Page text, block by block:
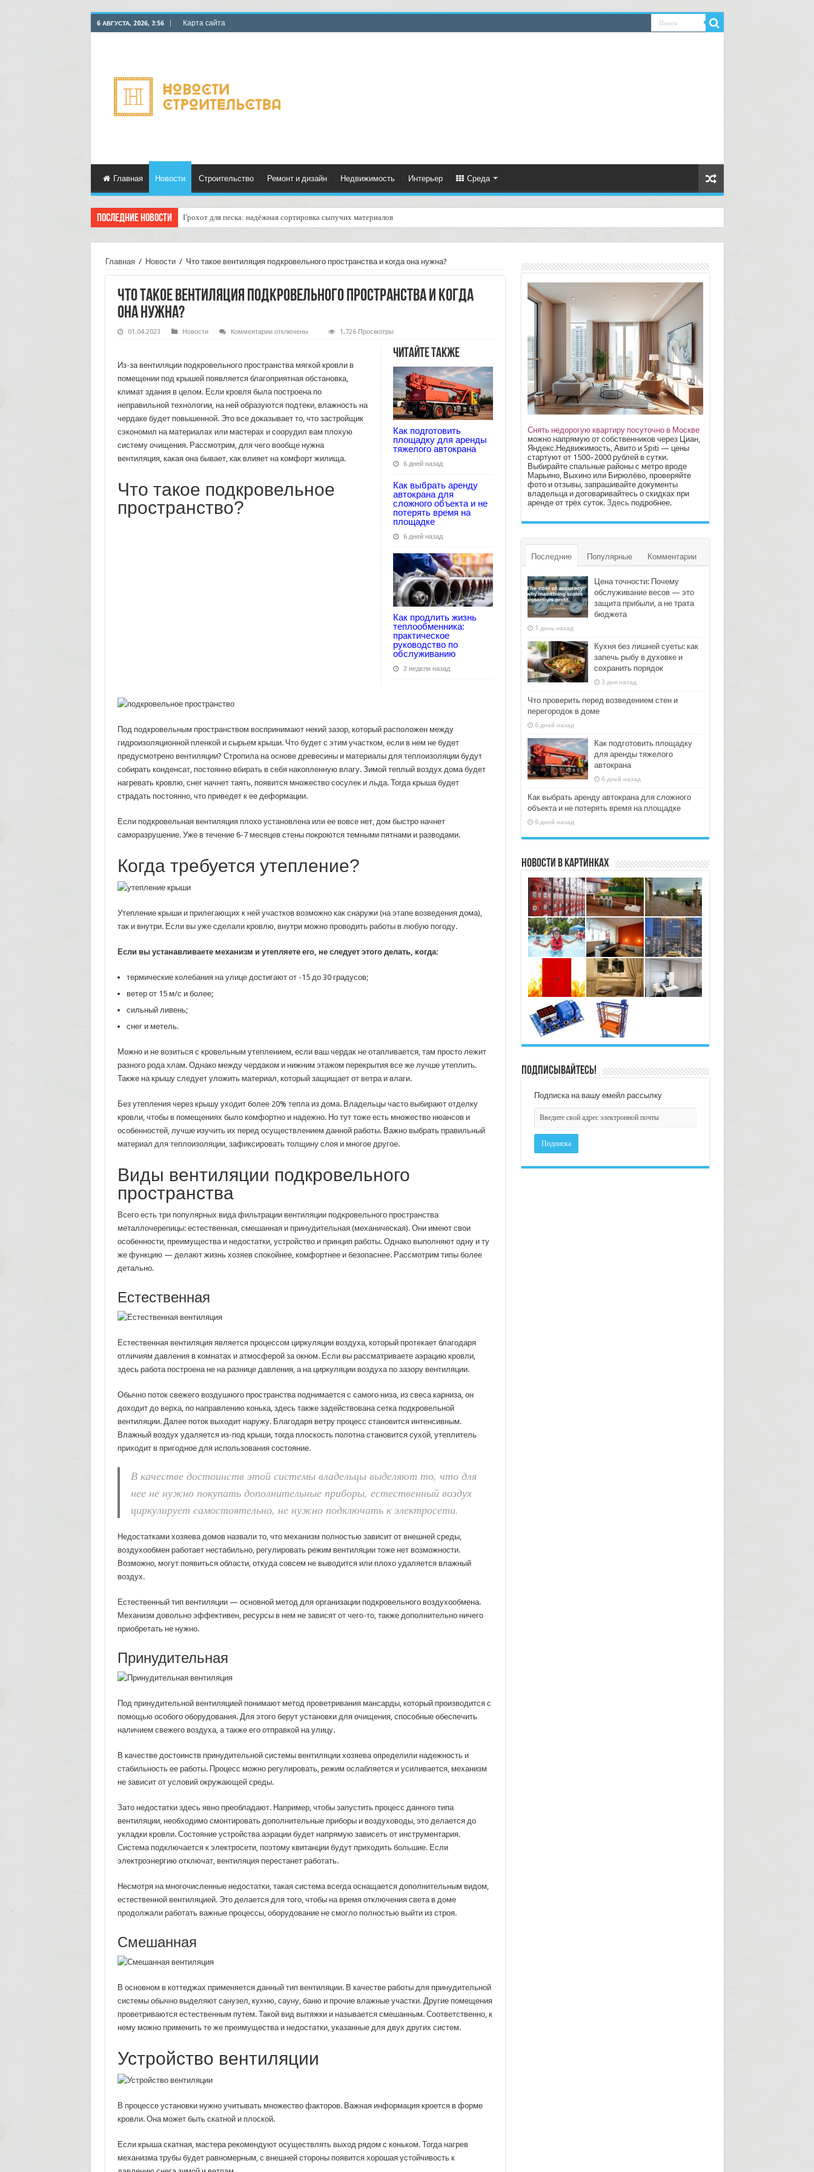
6 АВГУСТА, 2026, 3:56 Карта сайта
Главная Новости Строительство Ремонт и дизайн Недвижимость Интерьер Среда
Последние новости Грохот для песка: надёжная сортировка сыпучих материалов
Главная / Новости / Что такое вентиляция подкровельного пространства и когда она нужна?
Что такое вентиляция подкровельного пространства и когда
она нужна?
01.04.2023 Новости Комментариик
вентиляция
подкровельного
пространства
когда
она
нужна?
отключены 1,726 Просмотры
Читайте также
Как подготовить
площадку для аренды
тяжелого автокрана
6 дней назад
Как выбрать аренду
автокрана для
сложного объекта и не
потерять время на
площадке
6 дней назад
Как продлить жизнь
теплообменника:
практическое
руководство по
обслуживанию
2 недели назад
Из-за вентиляции подкровельного пространства мягкой кровли в
помещении под крышей появляется благоприятная обстановка,
климат здания в целом. Если кровля была построена по
неправильной технологии, на ней образуются подтеки, влажность на
чердаке будет повышенной. Это все доказывает то, что застройщик
сэкономил на материалах или мастерах и соорудил вам плохую
систему очищения. Рассмотрим, для чего вообще нужна
вентиляция, какая она бывает, как влияет на комфорт жилища.
Что такое подкровельное
пространство?
Под подкровельным пространством воспринимают некий зазор, который расположен между
гидроизоляционной пленкой и сырьем крыши. Что будет с этим участком, если в нем не будет
предусмотрено вентиляции? Стропила на основе древесины и материалы для теплоизоляции будут
собирать конденсат, постоянно вбирать в себя накопленную влагу. Зимой теплый воздух дома будет
нагревать кровлю, снег начнет таять, появится множество сосулек и льда. Тогда крыша будет
страдать постоянно, что приведет к ее деформации.
Если подкровельная вентиляция плохо установлена или ее вовсе нет, дом быстро начнет
саморазрушение. Уже в течение 6-7 месяцев стены покроются темными пятнами и разводами.
Когда требуется утепление?
Утепление крыши и прилегающих к ней участков возможно как снаружи (на этапе возведения дома),
так и внутри. Если вы уже сделали кровлю, внутри можно проводить работы в любую погоду.
Если вы устанавливаете механизм и утепляете его, не следует этого делать, когда:
термические колебания на улице достигают от -15 до 30 градусов;
ветер от 15 м/с и более;
сильный ливень;
снег и метель.
Можно и не возиться с кровельным утеплением, если ваш чердак не отапливается, там просто лежит
разного рода хлам. Однако между чердаком и нижним этажом перекрытия все же лучше утеплить.
Также на крышу следует уложить материал, который защищает от ветра и влаги.
Без утепления через крышу уходит более 20% тепла из дома. Владельцы часто выбирают отделку
кровли, чтобы в помещениях было комфортно и надежно. Но тут тоже есть множество нюансов и
особенностей, лучше изучить их перед осуществлением данной работы. Важно выбрать правильный
материал для теплоизоляции, зафиксировать толщину слоя и многое другое.
Виды вентиляции подкровельного
пространства
Всего есть три популярных вида фильтрации вентиляции подкровельного пространства
металлочерепицы: естественная, смешанная и принудительная (механическая). Они имеют свои
особенности, преимущества и недостатки, устройство и принцип работы. Однако выполняют одну и ту
же функцию — делают жизнь хозяев спокойнее, комфортнее и безопаснее. Рассмотрим типы более
детально.
Естественная
Естественная вентиляция является процессом циркуляции воздуха, который протекает благодаря
отличиям давления в комнатах и атмосферой за окном. Если вы рассматриваете аэрацию кровли,
здесь работа построена не на разнице давления, а на циркуляции воздуха по зазору вентиляции.
Обычно поток свежего воздушного пространства поднимается с самого низа, из свеса карниза, он
доходит до верха, по направлению конька, здесь также задействована сетка подкровельной
вентиляции. Далее поток выходит наружу. Благодаря ветру процесс становится интенсивным.
Влажный воздух удаляется из-под крыши, тогда плоскость полотна становится сухой, утеплитель
приходит в пригодное для использования состояние.
В качестве достоинств этой системы владельцы выделяют то, что для
нее не нужно покупать дополнительные приборы, естественный воздух
циркулирует самостоятельно, не нужно подключать к электросети.
Недостатками хозяева домов назвали то, что механизм полностью зависит от внешней среды,
воздухообмен работает нестабильно, регулировать режим вентиляции тоже нет возможности.
Возможно, могут появиться области, откуда совсем не выводится или плохо удаляется влажный
воздух.
Естественный тип вентиляции — основной метод для организации подкровельного воздухообмена.
Механизм довольно эффективен, ресурсы в нем не зависят от чего-то, также дополнительно ничего
приобретать не нужно.
Принудительная
Под принудительной вентиляцией понимают метод проветривания мансарды, который производится с
помощью особого оборудования. Для этого берут установки для очищения, способные обеспечить
наличием свежего воздуха, а также его отправкой на улицу.
В качестве достоинств принудительной системы вентиляции хозяева определили надежность и
стабильность ее работы. Процесс можно регулировать, режим ослабляется и усиливается, механизм
не зависит от условий окружающей среды.
Зато недостатки здесь явно преобладают. Например, чтобы запустить процесс данного типа
вентиляции, необходимо смонтировать дополнительные приборы и воздуховоды, это делается до
укладки кровли. Состояние устройства аэрации будет напрямую зависеть от инструментария.
Система подключается к электросети, поэтому квитанции будут приходить большие. Если
электроэнергию отключат, вентиляция перестанет работать.
Несмотря на многочисленные недостатки, такая система всегда оснащается дополнительным видом,
естественной вентиляцией. Это делается для того, чтобы на время отключения света в доме
продолжали работать важные процессы, оборудование не смогло полностью выйти из строя.
Смешанная
В основном в коттеджах применяется данный тип вентиляции. В качестве работы для принудительной
системы обычно выделяют санузел, кухню, сауну, баню и прочие влажные участки. Другие помещения
проветриваются естественным путем. Такой вид вытяжки и называется смешанным. Соответственно, к
нему можно применить те же преимущества и недостатки, указанные для двух других систем.
Устройство вентиляции
В процессе установки нужно учитывать множество факторов. Важная информация кроется в форме
кровли. Она может быть скатной и плоской.
Если крыша скатная, мастера рекомендуют осуществлять выход рядом с коньком. Тогда нагрев
механизма трубы будет равномерным, с внешней стороны появится хорошая устойчивость к
Снять недорогую квартиру посуточно в Москве
можно напрямую от собственников через Циан,
Яндекс.Недвижимость, Авито и Spiti — цены
стартуют от 1500–2000 рублей в сутки.
Выбирайте спальные районы с метро вроде
Марьино, Выхино или Бирюлёво, проверяйте
фото и отзывы, запрашивайте документы
владельца и договаривайтесь о скидках при
аренде от трёх суток. Здесьподробнее.
Последние Популярные Комментарии
Цена точности: Почему
обслуживание весов — это
защита прибыли, а не трата
бюджета
1 день назад
Кухня без лишней суеты: как
запечь рыбу в духовке и
сохранить порядок
3 дня назад
Что проверить перед возведением стен и
перегородок в доме
6 дней назад
Как подготовить площадку
для аренды тяжелого
автокрана
6 дней назад
Как выбрать аренду автокрана для сложного
объекта и не потерять время на площадке
6 дней назад
Новости в картинках
Подписывайтесь!
Подписка на вашу емейл рассылку